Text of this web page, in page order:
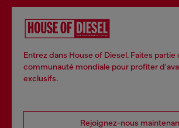
Entrez dans House of Diesel. Faites partie
communauté mondiale pour profiter
exclusifs.
Rejoignez-nous